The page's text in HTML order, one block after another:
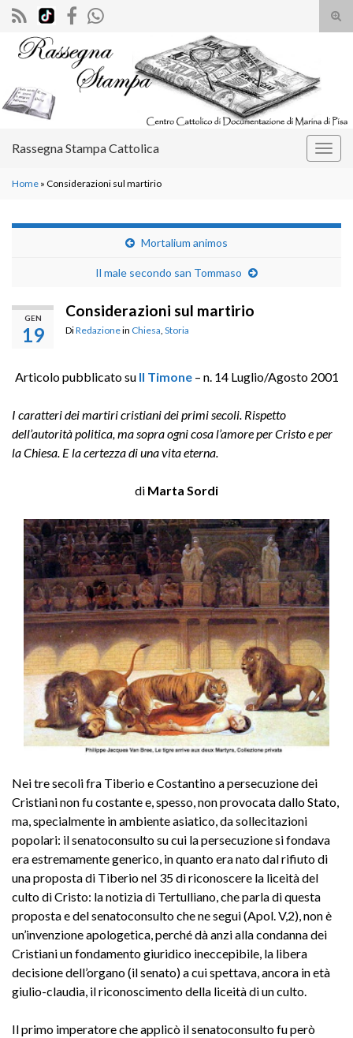
il
Search for:
Rassegna Stampa Cattolica
Home » Considerazioni sul martirio
Mortalium animos
Il male secondo san Tommaso
GEN
19
Considerazioni sul martirio
DiRedazionein Chiesa Storia
Articolo pubblicato su Il Timone – n. 14 Luglio/Agosto 2001
I caratteri dei martiri cristiani dei primi secoli. Rispetto
dell’autorità politica, ma sopra ogni cosa l’amore per Cristo e per
la Chiesa. E la certezza di una vita eterna.
di Marta Sordi
Nei tre secoli fra Tiberio e Costantino a persecuzione dei
Cristiani non fu costante e, spesso, non provocata dallo Stato,
ma, specialmente in ambiente asiatico, da sollecitazioni
popolari: il senatoconsulto su cui la persecuzione si fondava
era estremamente generico, in quanto era nato dal rifiuto di
una proposta di Tiberio nel 35 di riconoscere la liceità del
culto di Cristo: la notizia di Tertulliano, che parla di questa
proposta e del senatoconsulto che ne segui (Apol. V,2), non è
un’invenzione apologetica, perché dà anzi alla condanna dei
Cristiani un fondamento giuridico ineccepibile, la libera
decisione dell’organo (il senato) a cui spettava, ancora in età
giulio-claudia, il riconoscimento della liceità di un culto.
Il primo imperatore che applicò il senatoconsulto fu però